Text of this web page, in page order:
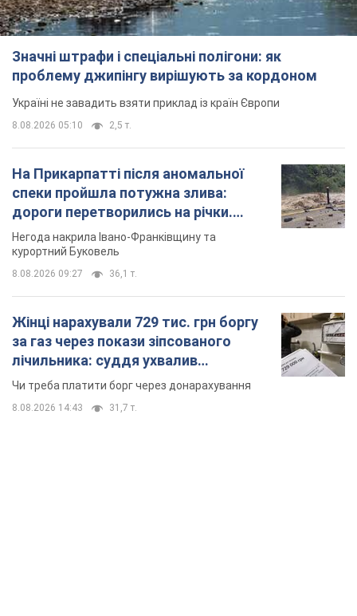
Значні штрафи і спеціальні полігони: як
проблему джипінгу вирішують за кордоном
Україні не завадить взяти приклад із країн Європи
8.08.2026 05:10 2,5 т.
На Прикарпатті після аномальної
спеки пройшла потужна злива:
дороги перетворились на річки.
Відео
Негода накрила Івано-Франківщину та
курортний Буковель
8.08.2026 09:27 36,1 т.
Жінці нарахували 729 тис. грн боргу
за газ через покази зіпсованого
лічильника: суддя ухвалив
неочікуване рішення
Чи треба платити борг через донарахування
8.08.2026 14:43 31,7 т.